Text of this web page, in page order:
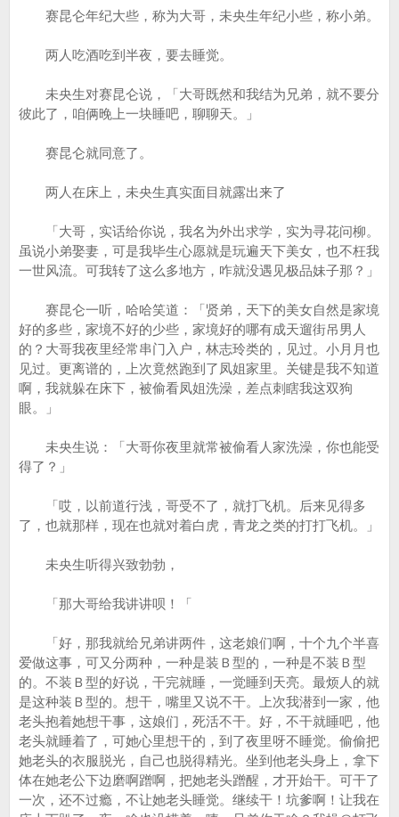
赛昆仑年纪大些，称为大哥，未央生年纪小些，称小弟。
两人吃酒吃到半夜，要去睡觉。
未央生对赛昆仑说，「大哥既然和我结为兄弟，就不要分
彼此了，咱俩晚上一块睡吧，聊聊天。」
赛昆仑就同意了。
两人在床上，未央生真实面目就露出来了
「大哥，实话给你说，我名为外出求学，实为寻花问柳。
虽说小弟娶妻，可是我毕生心愿就是玩遍天下美女，也不枉我
一世风流。可我转了这么多地方，咋就没遇见极品妹子那？」
赛昆仑一听，哈哈笑道：「贤弟，天下的美女自然是家境
好的多些，家境不好的少些，家境好的哪有成天遛街吊男人
的？大哥我夜里经常串门入户，林志玲类的，见过。小月月也
见过。更离谱的，上次竟然跑到了凤姐家里。关键是我不知道
啊，我就躲在床下，被偷看凤姐洗澡，差点刺瞎我这双狗
眼。」
未央生说：「大哥你夜里就常被偷看人家洗澡，你也能受
得了？」
「哎，以前道行浅，哥受不了，就打飞机。后来见得多
了，也就那样，现在也就对着白虎，青龙之类的打打飞机。」
未央生听得兴致勃勃，
「那大哥给我讲讲呗！「
「好，那我就给兄弟讲两件，这老娘们啊，十个九个半喜
爱做这事，可又分两种，一种是装Ｂ型的，一种是不装Ｂ型
的。不装Ｂ型的好说，干完就睡，一觉睡到天亮。最烦人的就
是这种装Ｂ型的。想干，嘴里又说不干。上次我潜到一家，他
老头抱着她想干事，这娘们，死活不干。好，不干就睡吧，他
老头就睡着了，可她心里想干的，到了夜里呀不睡觉。偷偷把
她老头的衣服脱光，自己也脱得精光。坐到他老头身上，拿下
体在她老公下边磨啊蹭啊，把她老头蹭醒，才开始干。可干了
一次，还不过瘾，不让她老头睡觉。继续干！坑爹啊！让我在